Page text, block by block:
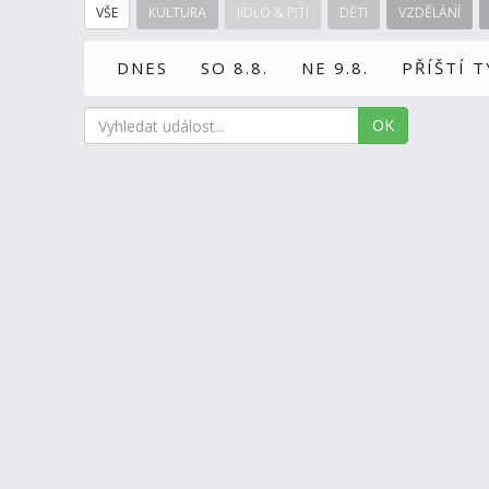
VŠE KULTURA JÍDLO & PITÍ DĚTI VZDĚLÁNÍ
DNES SO 8.8. NE 9.8. PŘÍŠTÍ
OK